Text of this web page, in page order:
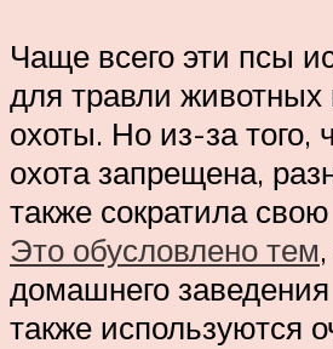
Чаще всего эти псы
для травли животных
охоты. Но из-за того,
охота запрещена,
также сократила
Это обусловлено тем
домашнего
также используются